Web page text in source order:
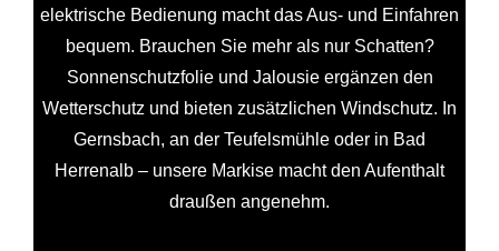
elektrische Bedienung macht das Aus- und Einfahren
bequem. Brauchen Sie mehr als nur Schatten?
Sonnenschutzfolie und Jalousie ergänzen den
Wetterschutz und bieten zusätzlichen Windschutz. In
Gernsbach, an der Teufelsmühle oder in Bad
Herrenalb – unsere Markise macht den Aufenthalt
draußen angenehm.